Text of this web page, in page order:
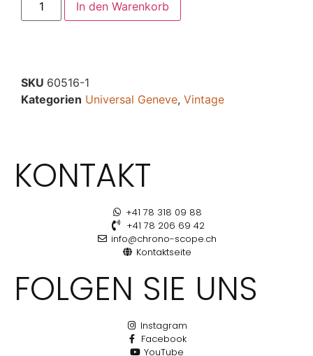
In den Warenkorb
SKU 60516-1
Kategorien Universal Geneve, Vintage
KONTAKT
+41 78 318 09 88
+41 78 206 69 42
info@chrono-scope.ch
Kontaktseite
FOLGEN SIE UNS
Instagram
Facebook
YouTube